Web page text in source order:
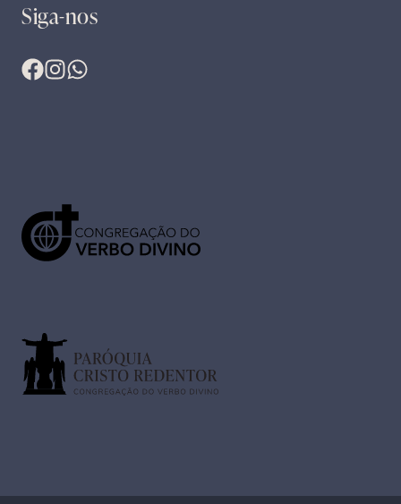
Siga-nos